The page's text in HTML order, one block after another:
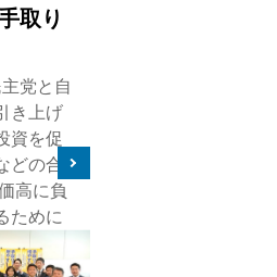
取り
党と自
き上げ
資を促
どの合
高に負
ために